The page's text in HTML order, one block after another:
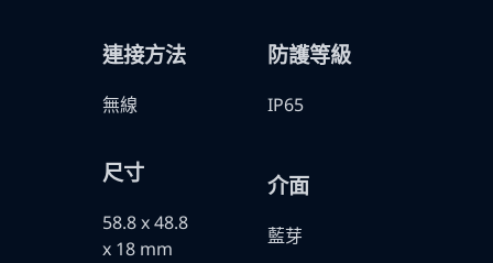
連接方法
無線
防護等級
IP65
尺寸
58.8 x 48.8
x 18 mm
介面
藍芽